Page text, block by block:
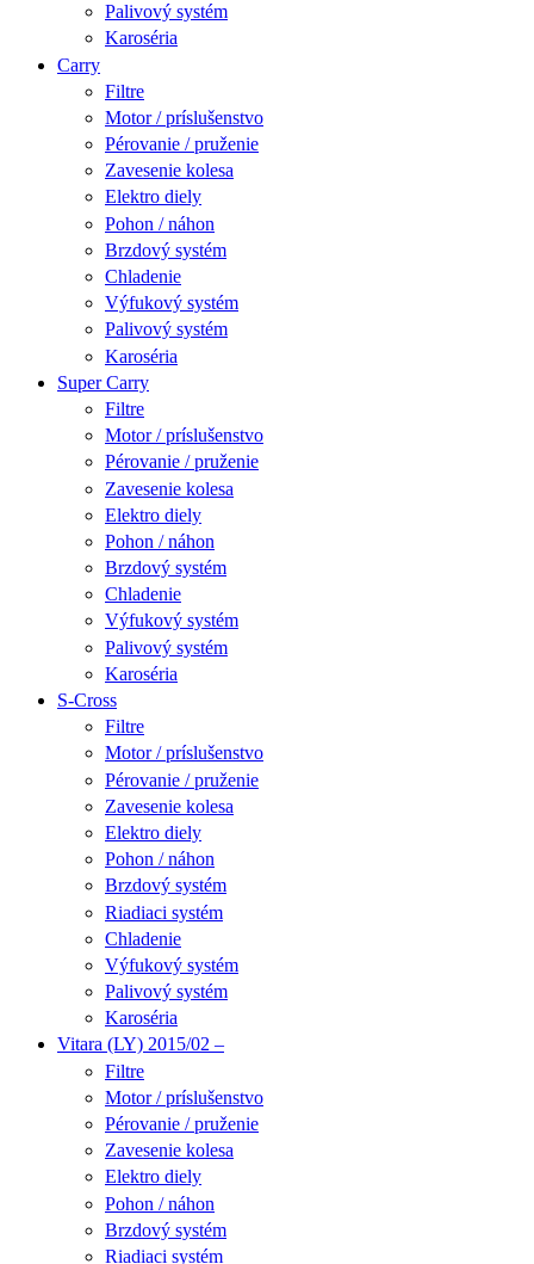
Palivový systém
Karoséria
Carry
Filtre
Motor / príslušenstvo
Pérovanie / pruženie
Zavesenie kolesa
Elektro diely
Pohon / náhon
Brzdový systém
Chladenie
Výfukový systém
Palivový systém
Karoséria
Super Carry
Filtre
Motor / príslušenstvo
Pérovanie / pruženie
Zavesenie kolesa
Elektro diely
Pohon / náhon
Brzdový systém
Chladenie
Výfukový systém
Palivový systém
Karoséria
S-Cross
Filtre
Motor / príslušenstvo
Pérovanie / pruženie
Zavesenie kolesa
Elektro diely
Pohon / náhon
Brzdový systém
Riadiaci systém
Chladenie
Výfukový systém
Palivový systém
Karoséria
Vitara (LY) 2015/02 –
Filtre
Motor / príslušenstvo
Pérovanie / pruženie
Zavesenie kolesa
Elektro diely
Pohon / náhon
Brzdový systém
Riadiaci systém